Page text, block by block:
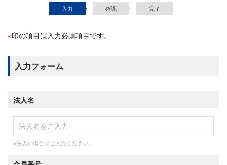
入力 確認 完了
※印の項目は入力必須項目です。
入力フォーム
法人名
※法人の場合はご入力ください。